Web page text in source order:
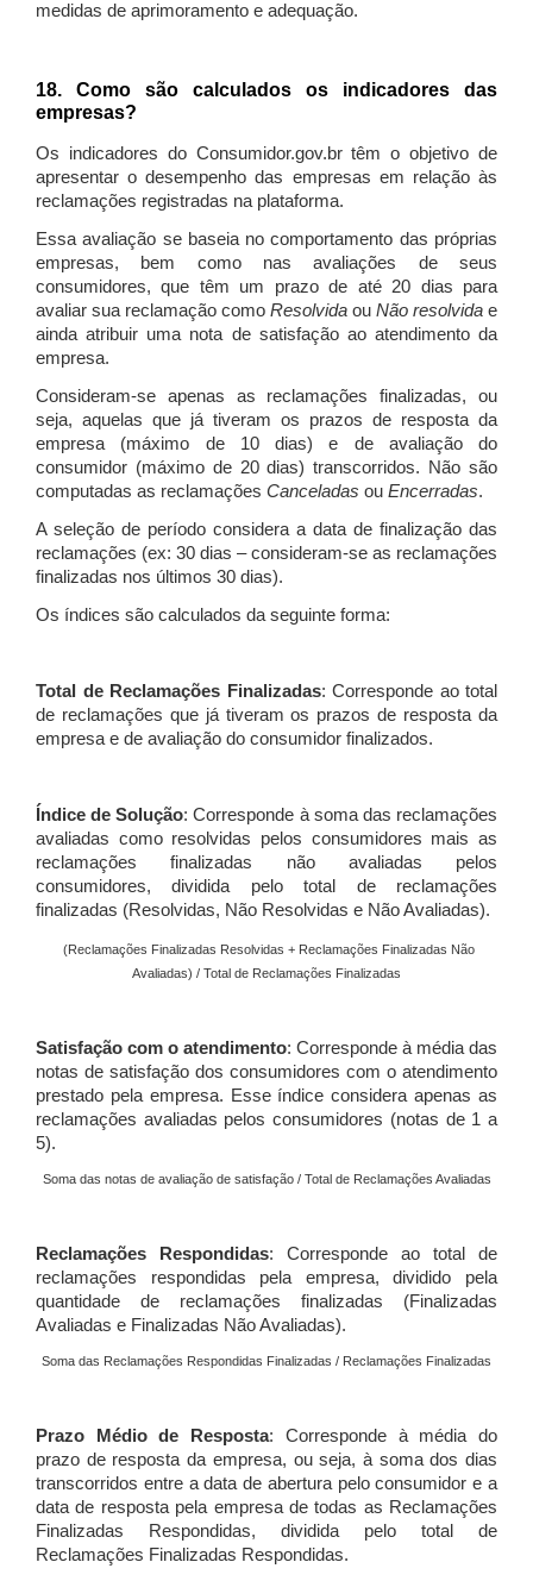
medidas de aprimoramento e adequação.
18. Como são calculados os indicadores das
empresas?
Os indicadores do Consumidor.gov.br têm o objetivo de
apresentar o desempenho das empresas em relação às
reclamações registradas na plataforma.
Essa avaliação se baseia no comportamento das próprias
empresas, bem como nas avaliações de seus
consumidores, que têm um prazo de até 20 dias para
avaliar sua reclamação como Resolvida ou Não resolvida e
ainda atribuir uma nota de satisfação ao atendimento da
empresa.
Consideram-se apenas as reclamações finalizadas, ou
seja, aquelas que já tiveram os prazos de resposta da
empresa (máximo de 10 dias) e de avaliação do
consumidor (máximo de 20 dias) transcorridos. Não são
computadas as reclamações Canceladas ou Encerradas.
A seleção de período considera a data de finalização das
reclamações (ex: 30 dias – consideram-se as reclamações
finalizadas nos últimos 30 dias).
Os índices são calculados da seguinte forma:
Total de Reclamações Finalizadas: Corresponde ao total
de reclamações que já tiveram os prazos de resposta da
empresa e de avaliação do consumidor finalizados.
Índice de Solução: Corresponde à soma das reclamações
avaliadas como resolvidas pelos consumidores mais as
reclamações finalizadas não avaliadas pelos
consumidores, dividida pelo total de reclamações
finalizadas (Resolvidas, Não Resolvidas e Não Avaliadas).
(Reclamações Finalizadas Resolvidas + Reclamações Finalizadas Não
Avaliadas) / Total de Reclamações Finalizadas
Satisfação com o atendimento: Corresponde à média das
notas de satisfação dos consumidores com o atendimento
prestado pela empresa. Esse índice considera apenas as
reclamações avaliadas pelos consumidores (notas de 1 a
5).
Soma das notas de avaliação de satisfação / Total de Reclamações Avaliadas
Reclamações Respondidas: Corresponde ao total de
reclamações respondidas pela empresa, dividido pela
quantidade de reclamações finalizadas (Finalizadas
Avaliadas e Finalizadas Não Avaliadas).
Soma das Reclamações Respondidas Finalizadas / Reclamações Finalizadas
Prazo Médio de Resposta: Corresponde à média do
prazo de resposta da empresa, ou seja, à soma dos dias
transcorridos entre a data de abertura pelo consumidor e a
data de resposta pela empresa de todas as Reclamações
Finalizadas Respondidas, dividida pelo total de
Reclamações Finalizadas Respondidas.